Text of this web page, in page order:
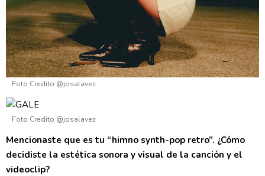
Foto Credito @josalavez
Foto Credito @josalavez
Mencionaste que es tu “himno synth-pop retro”. ¿Cómo
decidiste la estética sonora y visual de la canción y el
videoclip?